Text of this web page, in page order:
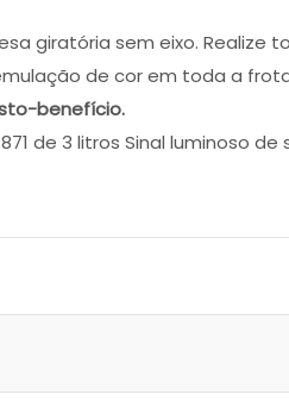
giratória sem eixo. Realize
de cor em toda a
benefício.
de 3 litros Sinal luminoso